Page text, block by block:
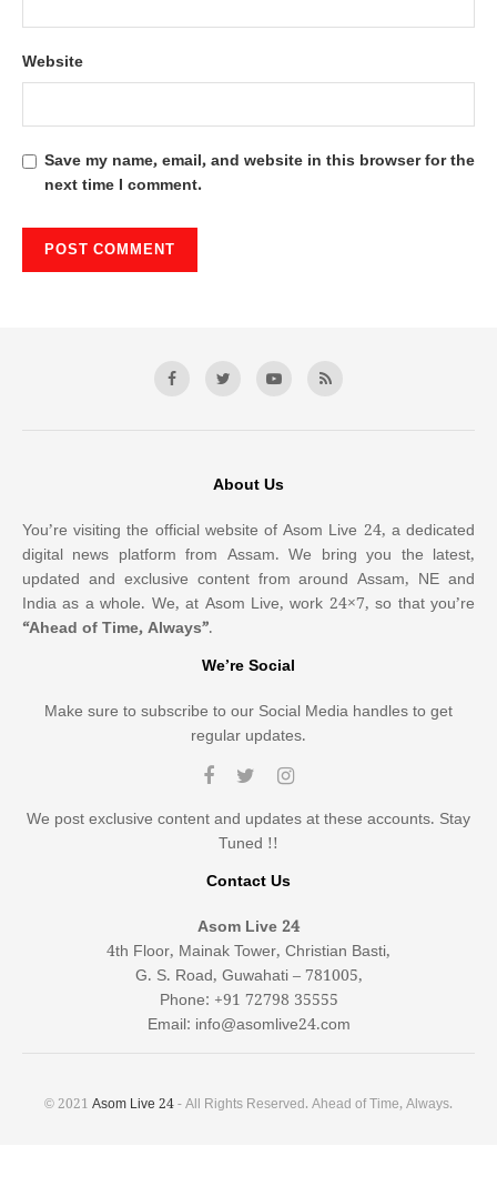
Website
Save my name, email, and website in this browser for the
next time I comment.
About Us
You’re visiting the official website of Asom Live 24, a dedicated
digital news platform from Assam. We bring you the latest,
updated and exclusive content from around Assam, NE and
India as a whole. We, at Asom Live, work 24×7, so that you’re
“Ahead of Time, Always”.
We’re Social
Make sure to subscribe to our Social Media handles to get
regular updates.
We post exclusive content and updates at these accounts. Stay
Tuned !!
Contact Us
Asom Live 24
4th Floor, Mainak Tower, Christian Basti,
G. S. Road, Guwahati – 781005,
Phone: +91 72798 35555
Email: info@asomlive24.com
© 2021 Asom Live 24- All Rights Reserved. Ahead of Time, Always.